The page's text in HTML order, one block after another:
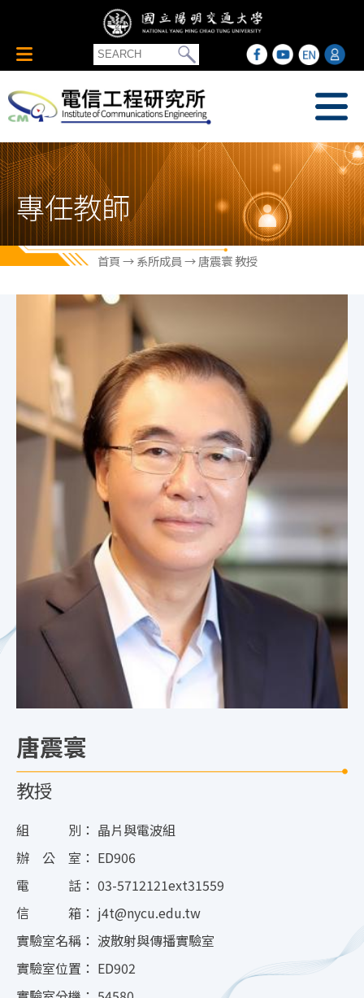
專任教師
首頁→系所成員→ 唐震寰 教授
唐震寰
教授
組 別： 晶片與電波組
辦 公 室： ED906
電 話： 03-5712121ext31559
信 箱： j4t@nycu.edu.tw
實驗室名稱： 波散射與傳播實驗室
實驗室位置： ED902